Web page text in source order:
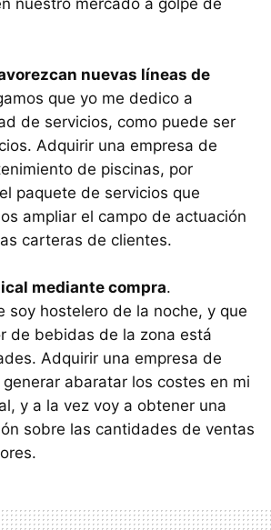
nuevas líneas de
que yo me dedico a
de servicios, como puede ser
Adquirir una empresa de
de piscinas, por
paquete de servicios que
ampliar el campo de actuación
carteras de clientes.
mediante compra.
soy hostelero de la noche, y que
de bebidas de la zona está
Adquirir una empresa de
abaratar los costes en mi
y a la vez voy a obtener una
sobre las cantidades de ventas